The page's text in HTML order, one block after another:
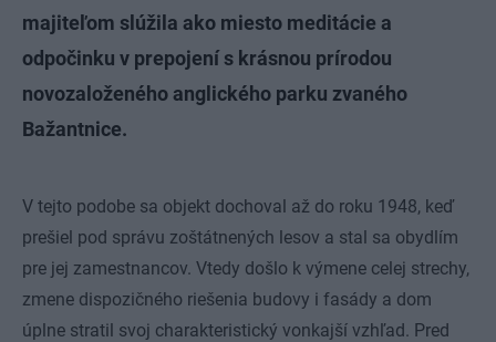
majiteľom slúžila ako miesto meditácie a
odpočinku v prepojení s krásnou prírodou
novozaloženého anglického parku zvaného
Bažantnice.
V tejto podobe sa objekt dochoval až do roku 1948, keď
prešiel pod správu zoštátnených lesov a stal sa obydlím
pre jej zamestnancov. Vtedy došlo k výmene celej strechy,
zmene dispozičného riešenia budovy i fasády a dom
úplne stratil svoj charakteristický vonkajší vzhľad. Pred